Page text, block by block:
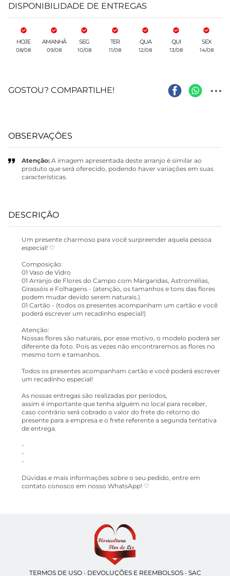
DISPONIBILIDADE DE ENTREGAS
HOJE
08/08
AMANHÃ
09/08
SEG
10/08
TER
11/08
QUA
12/08
QUI
13/08
SEX
14/08
GOSTOU? COMPARTILHE! ...
OBSERVAÇÕES
Atenção: A imagem apresentada deste arranjo é similar ao
produto que será oferecido, podendo haver variações em suas
características.
DESCRIÇÃO
Um presente charmoso para você surpreender aquela pessoa
especial! ♡
Composição:
01 Vaso de Vidro
01 Arranjo de Flores do Campo com Margaridas, Astromélias,
Girassóis e Folhagens - (atenção, os tamanhos e tons das flores
podem mudar devido serem naturais.)
01 Cartão - (todos os presentes acompanham um cartão e você
poderá escrever um recadinho especial!)
Atenção:
Nossas flores são naturais, por esse motivo, o modelo poderá ser
diferente da foto. Pois as vezes não encontraremos as flores no
mesmo tom e tamanhos.
Todos os presentes acompanham cartão e você poderá escrever
um recadinho especial!
As nossas entregas são realizadas por períodos,
assim é importante que tenha alguém no local para receber,
caso contrário será cobrado o valor do frete do retorno do
presente para a empresa e o frete referente a segunda tentativa
de entrega.
-
-
-
Dúvidas e mais informações sobre o seu pedido, entre em
contato conosco em nosso WhatsApp! ♡
TERMOS DE USO• DEVOLUÇÕES E REEMBOLSOS• SAC